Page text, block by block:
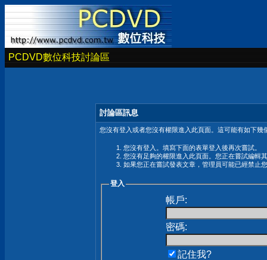
PCDVD數位科技討論區
討論區訊息
您沒有登入或者您沒有權限進入此頁面。這可能有如下幾
您沒有登入。填寫下面的表單登入後再次嘗試。
您沒有足夠的權限進入此頁面。您正在嘗試編輯
如果您正在嘗試發表文章，管理員可能已經禁止
登入
帳戶:
密碼:
記住我?